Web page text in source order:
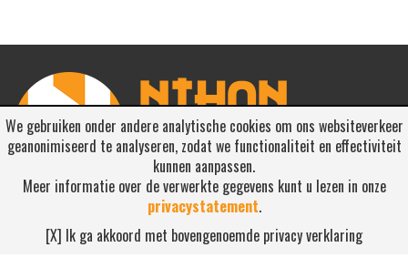
We gebruiken onder andere analytische cookies om ons websiteverkeer
geanonimiseerd te analyseren, zodat we functionaliteit en effectiviteit
kunnen aanpassen.
Meer informatie over de verwerkte gegevens kunt u lezen in onze
privacystatement.
[X] Ik ga akkoord met bovengenoemde privacy verklaring